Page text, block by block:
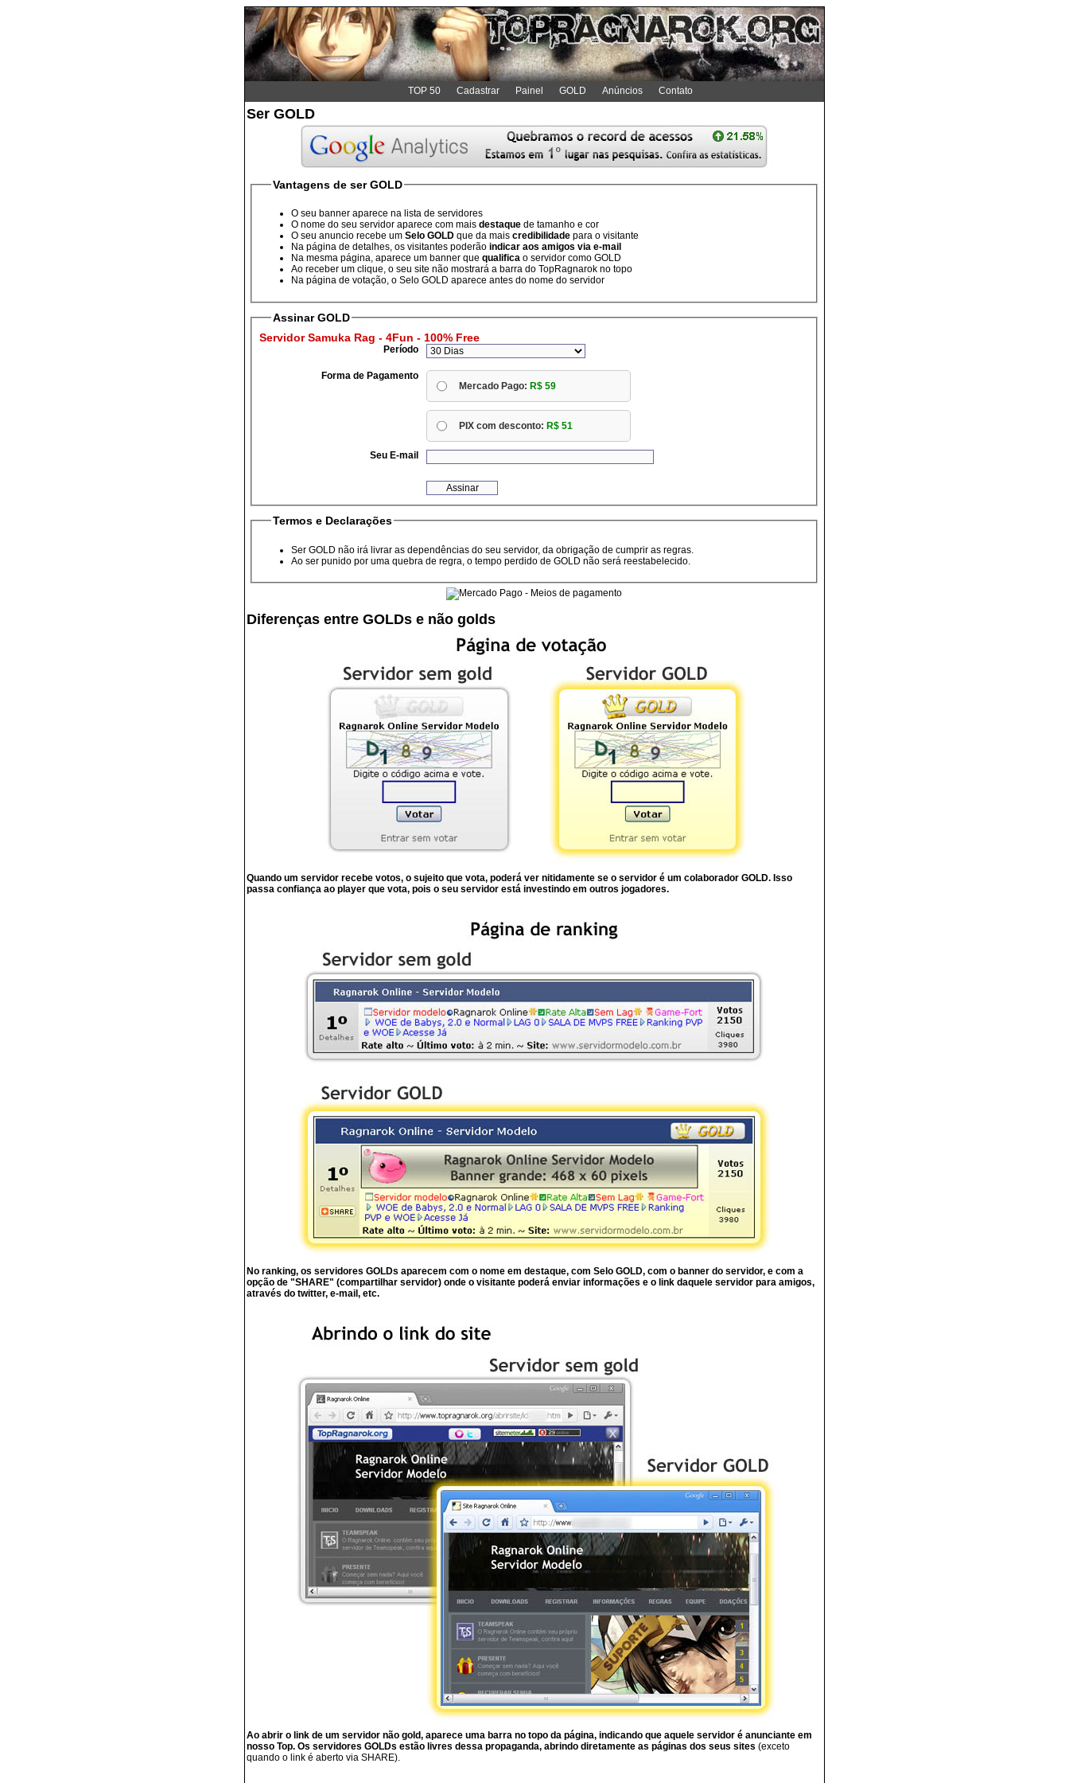
TOP 50 Cadastrar Painel GOLD Anúncios Contato
Ser GOLD
Vantagens de ser GOLD
O seu banner aparece na lista de servidores
O nome do seu servidor aparece com mais destaque de tamanho e cor
O seu anuncio recebe um Selo GOLD que da mais credibilidade para o visitante
Na página de detalhes, os visitantes poderão indicar aos amigos via e-mail
Na mesma página, aparece um banner que qualifica o servidor como GOLD
Ao receber um clique, o seu site não mostrará a barra do TopRagnarok no topo
Na página de votação, o Selo GOLD aparece antes do nome do servidor
Assinar GOLD
Servidor Samuka Rag - 4Fun - 100% Free
Período
Forma de Pagamento
Mercado Pago: R$ 59
PIX com desconto: R$ 51
Seu E-mail
Termos e Declarações
Ser GOLD não irá livrar as dependências do seu servidor, da obrigação de cumprir as regras.
Ao ser punido por uma quebra de regra, o tempo perdido de GOLD não será reestabelecido.
Diferenças entre GOLDs e não golds
Quando um servidor recebe votos, o sujeito que vota, poderá ver nitidamente se o servidor é um colaborador GOLD. Isso
passa confiança ao player que vota, pois o seu servidor está investindo em outros jogadores.
No ranking, os servidores GOLDs aparecem com o nome em destaque, com Selo GOLD, com o banner do servidor, e com a
opção de "SHARE" (compartilhar servidor) onde o visitante poderá enviar informações e o link daquele servidor para amigos,
através do twitter, e-mail, etc.
Ao abrir o link de um servidor não gold, aparece uma barra no topo da página, indicando que aquele servidor é anunciante em
nosso Top. Os servidores GOLDs estão livres dessa propaganda, abrindo diretamente as páginas dos seus sites (exceto
quando o link é aberto via SHARE).